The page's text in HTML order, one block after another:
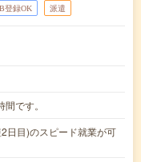
登録OK 派遣
です。
日目)のスピード就業が可